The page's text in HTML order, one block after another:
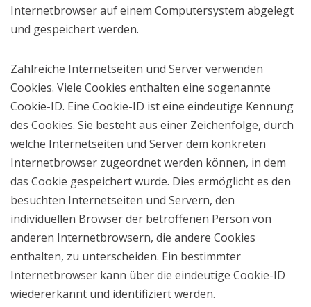
Internetbrowser auf einem Computersystem abgelegt
und gespeichert werden.
Zahlreiche Internetseiten und Server verwenden
Cookies. Viele Cookies enthalten eine sogenannte
Cookie-ID. Eine Cookie-ID ist eine eindeutige Kennung
des Cookies. Sie besteht aus einer Zeichenfolge, durch
welche Internetseiten und Server dem konkreten
Internetbrowser zugeordnet werden können, in dem
das Cookie gespeichert wurde. Dies ermöglicht es den
besuchten Internetseiten und Servern, den
individuellen Browser der betroffenen Person von
anderen Internetbrowsern, die andere Cookies
enthalten, zu unterscheiden. Ein bestimmter
Internetbrowser kann über die eindeutige Cookie-ID
wiedererkannt und identifiziert werden.